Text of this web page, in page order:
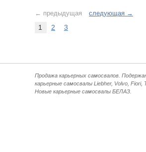
← предыдущая следующая →
1 2 3
Продажа карьерных самосвалов.
карьерные самосвалы Liebher, Volvo, Fiori,
Новые карьерные самосвалы БЕЛАЗ.